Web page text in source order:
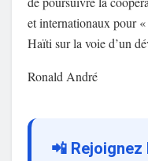
et internationaux pour
Haïti sur la voie d’un
Ronald André
📲